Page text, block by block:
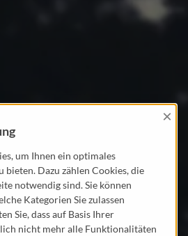
×
um Ihnen ein optimales
bieten. Dazu zählen Cookies, die
notwendig sind. Sie können
Kategorien Sie zulassen
Sie, dass auf Basis Ihrer
nicht mehr alle Funktionalitäten